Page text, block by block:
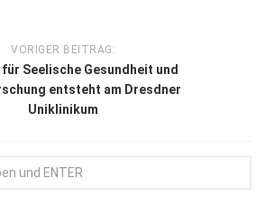
VORIGER BEITRAG:
Seelische Gesundheit und
entsteht am Dresdner
Uniklinikum